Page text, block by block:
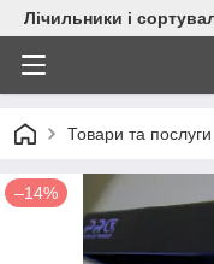
Лічильники і
Товари та послуги
–14%